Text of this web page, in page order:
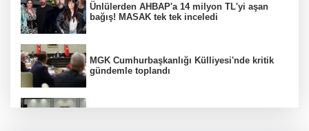
Ünlülerden AHBAP'a 14 milyon TL'yi aşan
bağış! MASAK tek tek inceledi
MGK Cumhurbaşkanlığı Külliyesi'nde kritik
gündemle toplandı